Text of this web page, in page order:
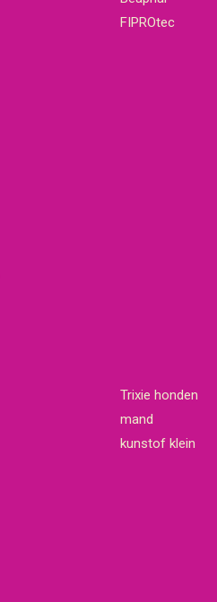
FIPROtec
Trixie honden
mand
kunstof klein